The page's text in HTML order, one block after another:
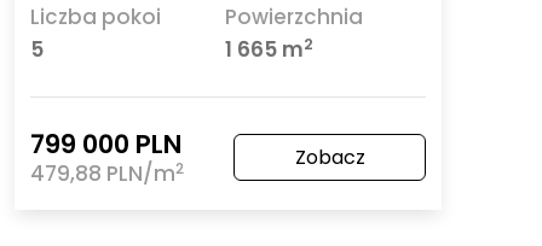
Liczba pokoi
5
Powierzchnia
1 665 m2
799 000 PLN
479,88 PLN/m2 Zobacz